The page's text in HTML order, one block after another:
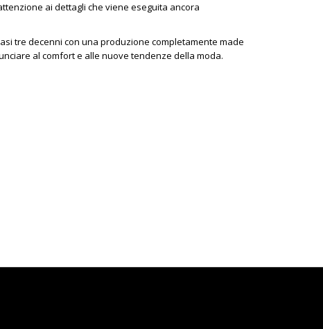
ai dettagli che viene eseguita ancora
tre decenni con una produzione completamente made
al comfort e alle nuove tendenze della moda.